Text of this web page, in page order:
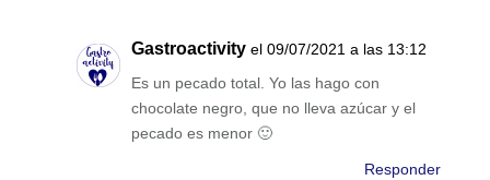
Gastroactivity el 09/07/2021 a las 13:12
Es un pecado total. Yo las hago con
chocolate negro, que no lleva azúcar y el
pecado es menor 🙂
Responder